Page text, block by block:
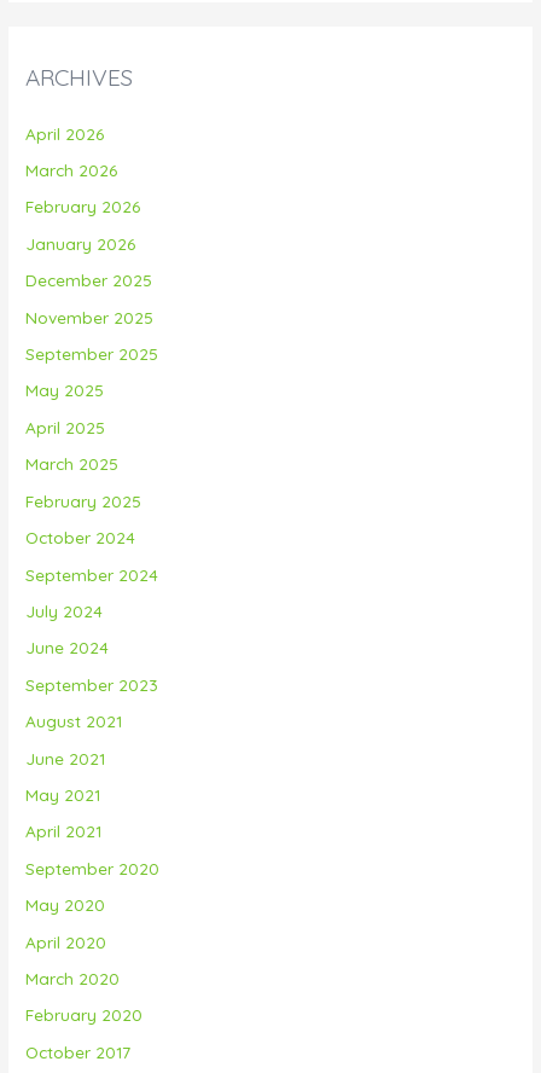
ARCHIVES
April 2026
March 2026
February 2026
January 2026
December 2025
November 2025
September 2025
May 2025
April 2025
March 2025
February 2025
October 2024
September 2024
July 2024
June 2024
September 2023
August 2021
June 2021
May 2021
April 2021
September 2020
May 2020
April 2020
March 2020
February 2020
October 2017